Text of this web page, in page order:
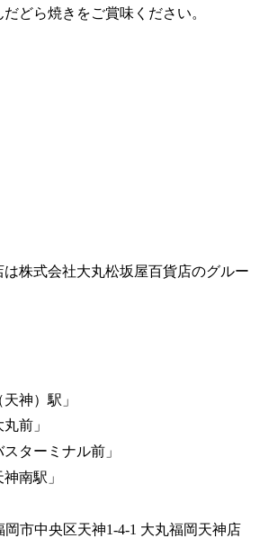
どら焼きをご賞味ください。
株式会社大丸松坂屋百貨店のグルー
神）駅」
前」
ターミナル前」
南駅」
岡市中央区天神1-4-1 大丸福岡天神店